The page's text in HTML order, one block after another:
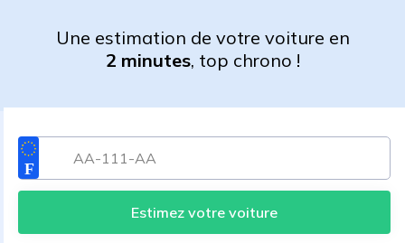
Une estimation de votre voiture en
2 minutes, top chrono !
Estimez votre voiture